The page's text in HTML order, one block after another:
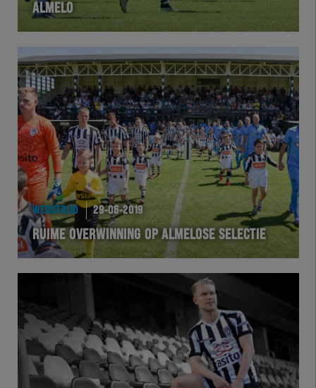
Foundation
Herakids
Team Zwart Wit
Futsal
eSports
Academie
ALMELO
WEDSTRIJD 29-06-2019
RUIME OVERWINNING OP ALMELOSE SELECTIE